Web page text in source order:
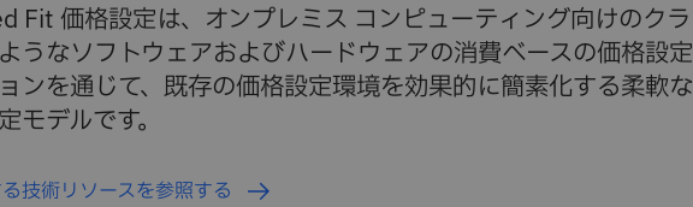
Fit 価格設定は、オンプレミス コンピューティング向けのクラ
うなソフトウェアおよびハードウェアの消費ベースの価格設定
ンを通じて、既存の価格設定環境を効果的に簡素化する柔軟な
モデルです。
技術リソースを参照する